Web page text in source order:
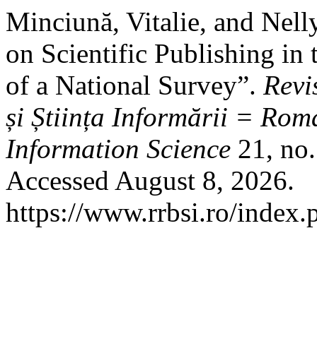
Minciună, Vitalie, and
on Scientific Publishing in
of a National Survey”.
și Știința Informării =
Information Science 21,
Accessed August 8, 2026.
https://www.rrbsi.ro/